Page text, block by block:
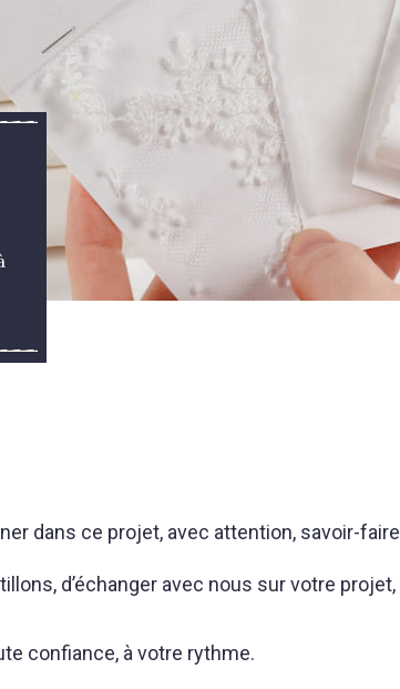
dans ce projet, avec attention, savoir-
d’échanger avec nous sur votre
confiance, à votre rythme.